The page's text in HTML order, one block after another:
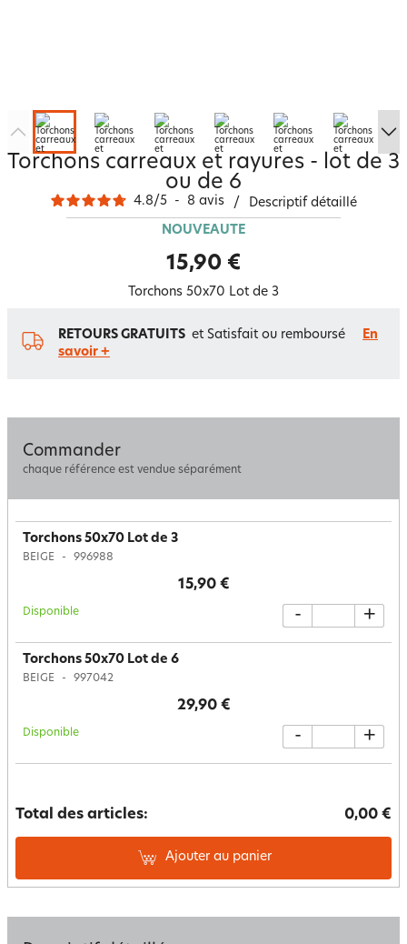
Torchons carreaux et rayures - lot de 3
ou de 6
4.8/5 - 8 avis / Descriptif détaillé
NOUVEAUTÉ
15,90 €
Torchons 50x70 Lot de 3
RETOURS GRATUITS et Satisfait ou remboursé
En
savoir +
Commander
chaque référence est vendue séparément
Torchons 50x70 Lot de 3
BEIGE 996988
15,90 €
Disponible - +
Torchons 50x70 Lot de 6
BEIGE 997042
29,90 €
Disponible - +
Total des articles: 0,00 €
Ajouter au panier